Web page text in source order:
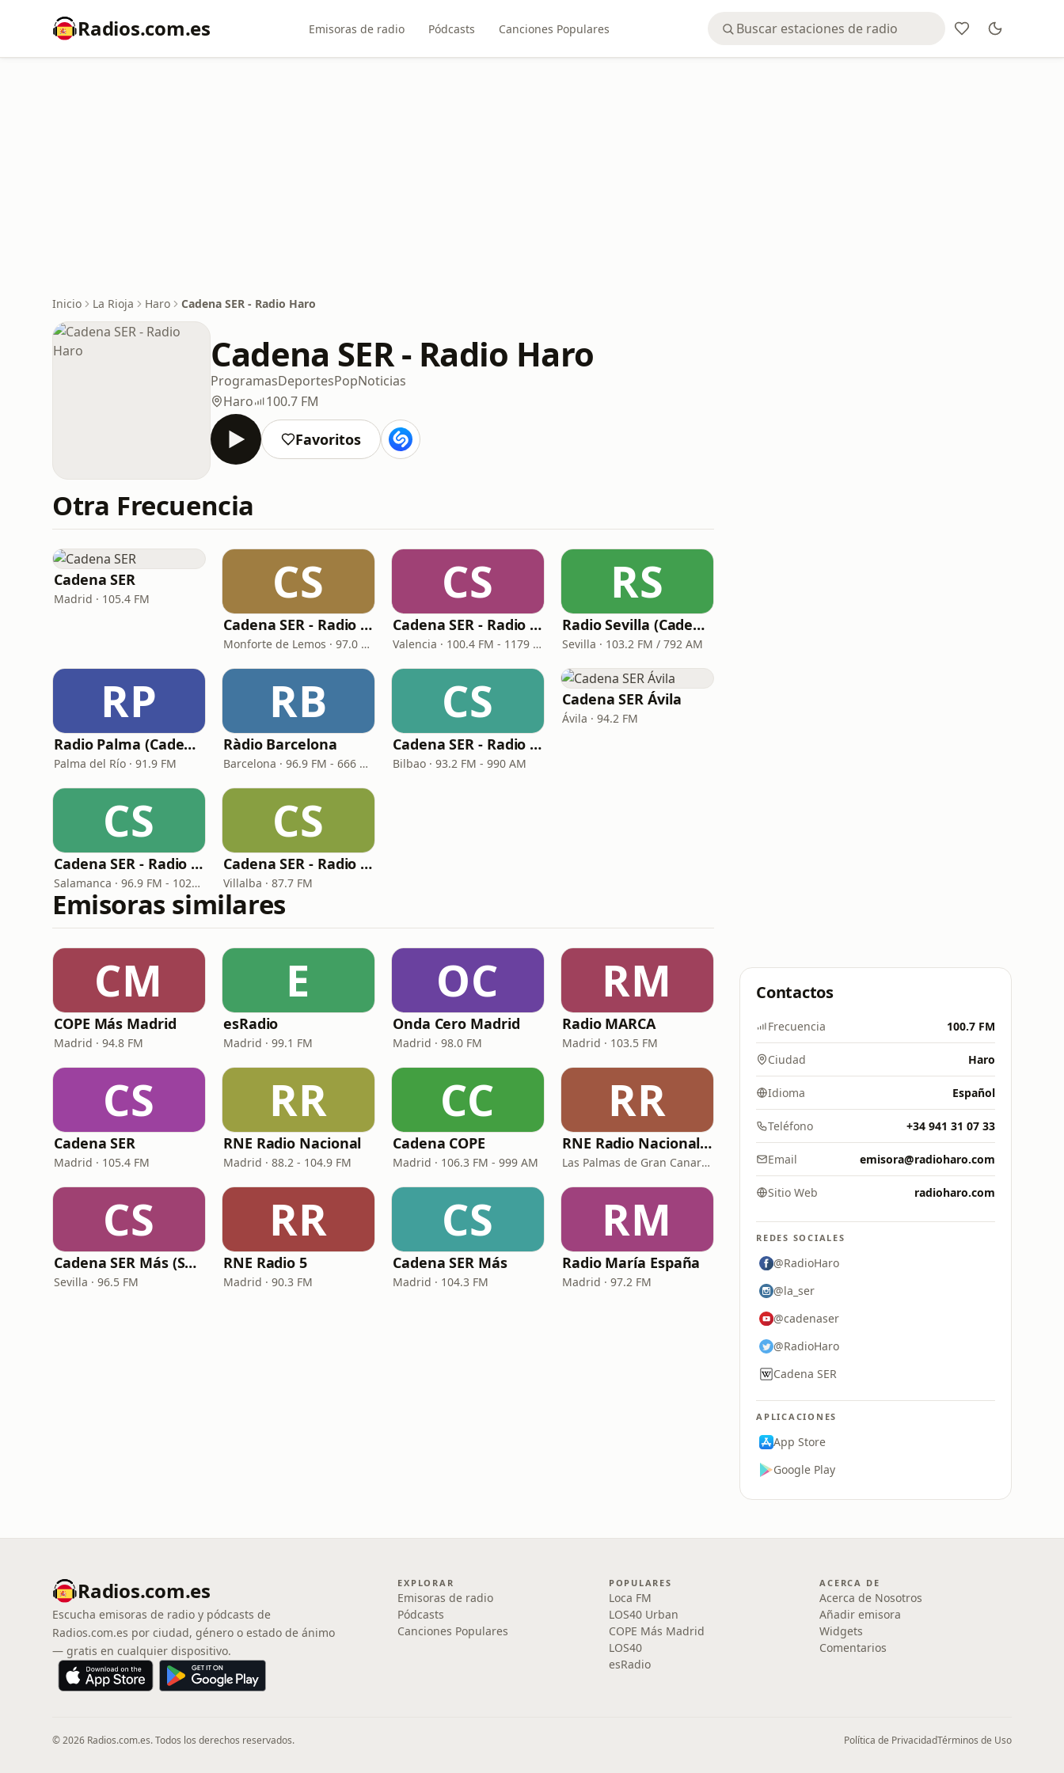
Radios.com.es Emisoras de radio Pódcasts Canciones Populares
Inicio La Rioja Haro Cadena SER - Radio Haro
Cadena SER - Radio Haro
ProgramasDeportesPopNoticias
Haro
100.7 FM
Favoritos
Otra Frecuencia
Cadena SER
Madrid · 105.4 FM CS
Cadena SER - Radio Principal Monforte
Monforte de Lemos · 97.0 FM
CS
Cadena SER - Radio Valencia
Valencia · 100.4 FM - 1179 AM
RS
Radio Sevilla (Cadena SER)
Sevilla · 103.2 FM / 792 AM
RP
Radio Palma (Cadena SER)
Palma del Río · 91.9 FM
RB
Ràdio Barcelona
Barcelona · 96.9 FM - 666 AM
CS
Cadena SER - Radio Bilbao
Bilbao · 93.2 FM - 990 AM
Cadena SER Ávila
Ávila · 94.2 FM
CS
Cadena SER - Radio Salamanca
Salamanca · 96.9 FM - 1026 AM
CS
Cadena SER - Radio Principal Vilalba
Villalba · 87.7 FM
Emisoras similares
CM
COPE Más Madrid
Madrid · 94.8 FM
E
esRadio
Madrid · 99.1 FM
OC
Onda Cero Madrid
Madrid · 98.0 FM
RM
Radio MARCA
Madrid · 103.5 FM
CS
Cadena SER
Madrid · 105.4 FM
RR
RNE Radio Nacional
Madrid · 88.2 - 104.9 FM
CC
Cadena COPE
Madrid · 106.3 FM - 999 AM
RR
RNE Radio Nacional - Canarias
Las Palmas de Gran Canaria · 92.8 FM
CS
Cadena SER Más (SER+ Sevilla)
Sevilla · 96.5 FM
RR
RNE Radio 5
Madrid · 90.3 FM
CS
Cadena SER Más
Madrid · 104.3 FM
RM
Radio María España
Madrid · 97.2 FM
Contactos
Frecuencia 100.7 FM
Ciudad Haro
Idioma Español
Teléfono +34 941 31 07 33
Email emisora@radioharo.com
Sitio Web radioharo.com
REDES SOCIALES
@RadioHaro
@la_ser
@cadenaser
@RadioHaro
Cadena SER
APLICACIONES
App Store
Google Play
Radios.com.es
Escucha emisoras de radio y pódcasts de
Radios.com.es por ciudad, género o estado de ánimo
— gratis en cualquier dispositivo.
EXPLORAR
Emisoras de radio
Pódcasts
Canciones Populares
POPULARES
Loca FM
LOS40 Urban
COPE Más Madrid
LOS40
esRadio
ACERCA DE
Acerca de Nosotros
Añadir emisora
Widgets
Comentarios
© 2026 Radios.com.es. Todos los derechos reservados. Política de PrivacidadTérminos de Uso